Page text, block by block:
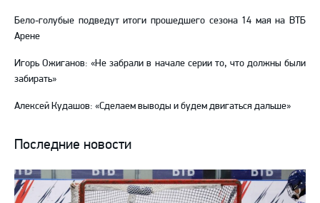
Бело-голубые подведут итоги прошедшего сезона 14 мая на ВТБ
Арене
Игорь Ожиганов: «Не забрали в начале серии то, что должны были
забирать»
Алексей Кудашов: «Сделаем выводы и будем двигаться дальше»
Последние новости